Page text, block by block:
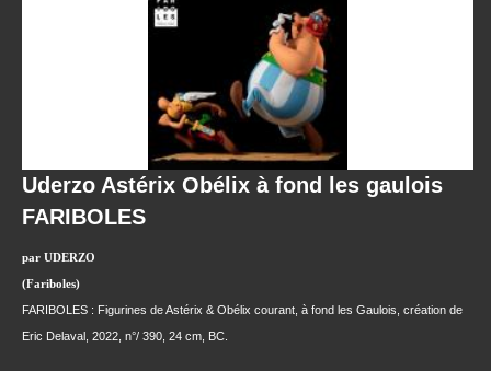
Uderzo Astérix Obélix à fond les gaulois
FARIBOLES
par UDERZO
(Fariboles)
FARIBOLES : Figurines de Astérix & Obélix courant, à fond les Gaulois, création de
Eric Delaval, 2022, n°/ 390, 24 cm, BC.